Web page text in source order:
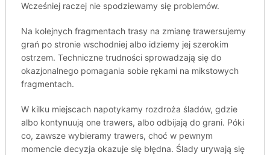
Wcześniej raczej nie spodziewamy się problemów.
Na kolejnych fragmentach trasy na zmianę trawersujemy
grań po stronie wschodniej albo idziemy jej szerokim
ostrzem. Techniczne trudności sprowadzają się do
okazjonalnego pomagania sobie rękami na mikstowych
fragmentach.
W kilku miejscach napotykamy rozdroża śladów, gdzie
albo kontynuują one trawers, albo odbijają do grani. Póki
co, zawsze wybieramy trawers, choć w pewnym
momencie decyzja okazuje się błędna. Ślady urywają się